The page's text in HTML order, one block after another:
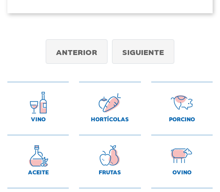
ANTERIOR SIGUIENTE
VINO HORTÍCOLAS PORCINO
ACEITE FRUTAS OVINO